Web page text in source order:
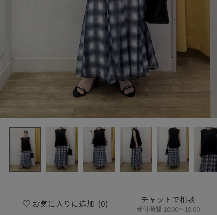
お気に入りに追加 (0) チャットで相談
受付時間 10:00〜19:00